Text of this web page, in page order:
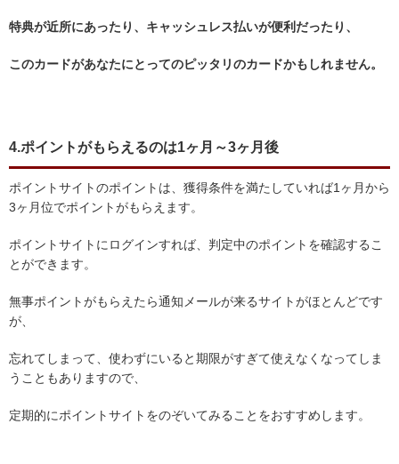
特典が近所にあったり、キャッシュレス払いが便利だったり、
このカードがあなたにとってのピッタリのカードかもしれません。
4.ポイントがもらえるのは1ヶ月～3ヶ月後
ポイントサイトのポイントは、獲得条件を満たしていれば1ヶ月から
3ヶ月位でポイントがもらえます。
ポイントサイトにログインすれば、判定中のポイントを確認するこ
とができます。
無事ポイントがもらえたら通知メールが来るサイトがほとんどです
が、
忘れてしまって、使わずにいると期限がすぎて使えなくなってしま
うこともありますので、
定期的にポイントサイトをのぞいてみることをおすすめします。